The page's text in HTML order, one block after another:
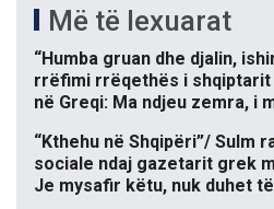
Më të lexuarat
“Humba gruan dhe djalin,
rrëfimi rrëqethës i
në Greqi: Ma ndjeu zemra, i
“Kthehu në Shqipëri”/ Sulm
sociale ndaj gazetarit grek
Je mysafir këtu, nuk duhet